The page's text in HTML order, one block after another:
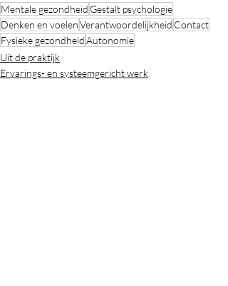
Mentale gezondheid Gestalt psychologie
Denken en voelenVerantwoordelijkheid Contact
Fysieke gezondheidAutonomie
Uit de praktijk
Ervarings- en systeemgericht werk